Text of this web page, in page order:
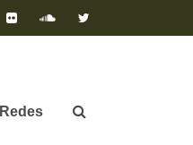
Redes